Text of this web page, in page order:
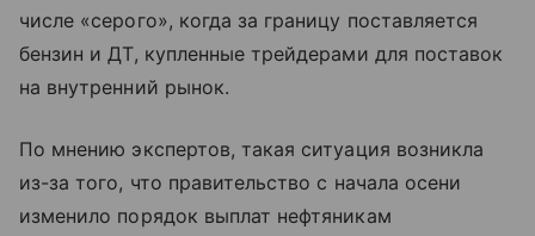
числе «серого», когда за границу поставляется
бензин и ДТ, купленные трейдерами для поставок
на внутренний рынок.
По мнению экспертов, такая ситуация возникла
из-за того, что правительство с начала осени
изменило порядок выплат нефтяникам